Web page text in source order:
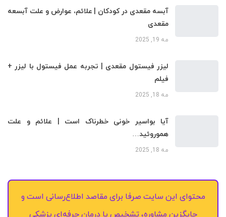
آبسه مقعدی در کودکان | علائم، عوارض و علت آبسعه
مقعدی
مه 19, 2025
لیزر فیستول مقعدی | تجربه عمل فیستول با لیزر +
فیلم
مه 18, 2025
آیا بواسیر خونی خطرناک است | علائم و علت
هموروئید…
مه 18, 2025
محتوای این سایت صرفا برای مقاصد اطلاع‌رسانی است و
جایگزین مشاوره، تشخیص یا درمان حرفه‌ای پزشکی